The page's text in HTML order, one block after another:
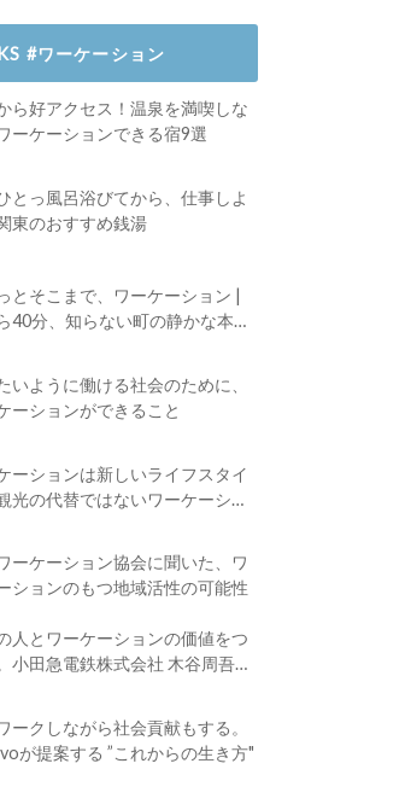
#ワーケーション
ら好アクセス！温泉を満喫しな
ーケーションできる宿9選
とっ風呂浴びてから、仕事しよ
東のおすすめ銭湯
とそこまで、ワーケーション |
40分、知らない町の静かな本屋
いように働ける社会のために、
ーションができること
ーションは新しいライフスタイ
光の代替ではないワーケーショ
ーケーション協会に聞いた、ワ
ションのもつ地域活性の可能性
人とワーケーションの価値をつ
小田急電鉄株式会社 木谷周吾さ
ークしながら社会貢献もする。
が提案する ”これからの生き方"